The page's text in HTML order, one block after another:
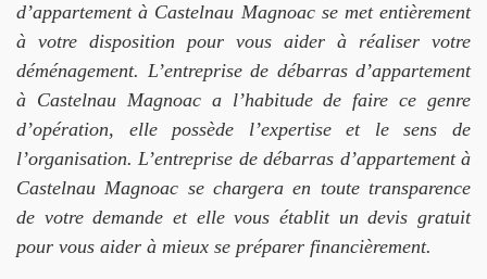
d’appartement à Castelnau Magnoac se met entièrement
à votre disposition pour vous aider à réaliser votre
déménagement. L’entreprise de débarras d’appartement
à Castelnau Magnoac a l’habitude de faire ce genre
d’opération, elle possède l’expertise et le sens de
l’organisation. L’entreprise de débarras d’appartement à
Castelnau Magnoac se chargera en toute transparence
de votre demande et elle vous établit un devis gratuit
pour vous aider à mieux se préparer financièrement.